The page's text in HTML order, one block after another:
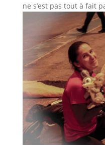
ne s’est pas tout à fait